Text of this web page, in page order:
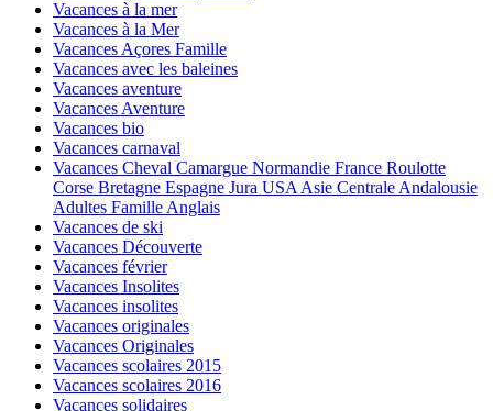
Vacances à la mer
Vacances à la Mer
Vacances Açores Famille
Vacances avec les baleines
Vacances aventure
Vacances Aventure
Vacances bio
Vacances carnaval
Vacances Cheval Camargue Normandie France Roulotte
Corse Bretagne Espagne Jura USA Asie Centrale Andalousie
Adultes Famille Anglais
Vacances de ski
Vacances Découverte
Vacances février
Vacances Insolites
Vacances insolites
Vacances originales
Vacances Originales
Vacances scolaires 2015
Vacances scolaires 2016
Vacances solidaires